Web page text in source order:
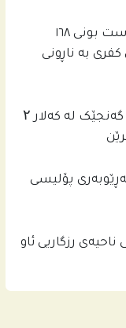
چاره‌نوسى به‌گرێبه‌ست بونى ١٦٨
كفرى به‌ ناڕونى
بەتۆمەتی کوشتنی گەنجێک لە کەلار ۲
پۆلیسی
رزگاریی ئاو